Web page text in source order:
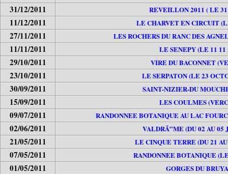
31/12/2011 REVEILLON 2011 ( LE
11/12/2011 LE CHARVET EN CIRCUIT
27/11/2011 LES ROCHERS DU RANC DES
11/11/2011 LE SENEPY (LE 11 11
29/10/2011 VIRE DU BACONNET
23/10/2011 LE SERPATON (LE 23
30/09/2011 SAINT-NIZIER-DU
15/09/2011 LES COULMES
09/07/2011 RANDONNEE BOTANIQUE AU LAC
02/06/2011 VALDRÃ”ME (DU 02 AU 05
21/05/2011 LE CINQUE TERRE (DU 21
07/05/2011 RANDONNEE BOTANIQUE
01/05/2011 GORGES DU